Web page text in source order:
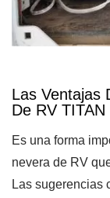
Las Ventajas
De RV
Es una forma
nevera de RV
Las sugerencias